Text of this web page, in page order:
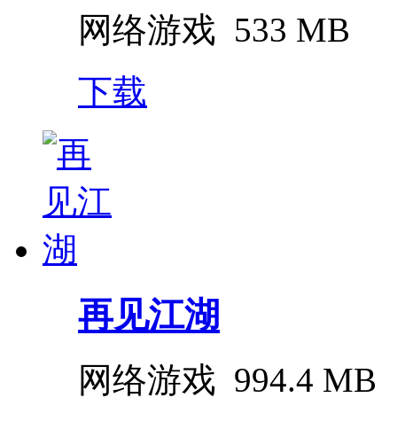
网络游戏 533 MB
下载
再见江湖
网络游戏 994.4 MB